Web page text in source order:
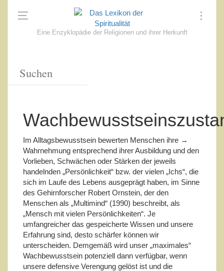
Eine Enzyklopädie der Religionen und ihrer Herkunft
Im Alltagsbewusstsein bewerten Menschen ihre →
Wahrnehmung entsprechend ihrer Ausbildung und den
Vorlieben, Schwächen oder Stärken der jeweils
handelnden „Persönlichkeit“ bzw. der vielen „Ichs“, die
sich im Laufe des Lebens ausgeprägt haben, im Sinne
des Gehirnforscher Robert Ornstein, der den
Menschen als „Multimind“ (1990) beschreibt, als
„Mensch mit vielen Persönlichkeiten“. Je
umfangreicher das gespeicherte Wissen und unsere
Erfahrung sind, desto schärfer können wir
unterscheiden. Demgemäß wird unser „maximales“
Wachbewusstsein potenziell dann verfügbar, wenn
unsere defensive Verengung gelöst ist und die